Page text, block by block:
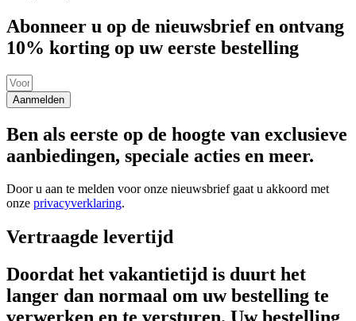
Abonneer u op de nieuwsbrief en ontvang
10% korting op uw eerste bestelling
Aanmelden
Ben als eerste op de hoogte van exclusieve
aanbiedingen, speciale acties en meer.
Door u aan te melden voor onze nieuwsbrief gaat u akkoord met
onze privacyverklaring.
Vertraagde levertijd
Doordat het vakantietijd is duurt het
langer dan normaal om uw bestelling te